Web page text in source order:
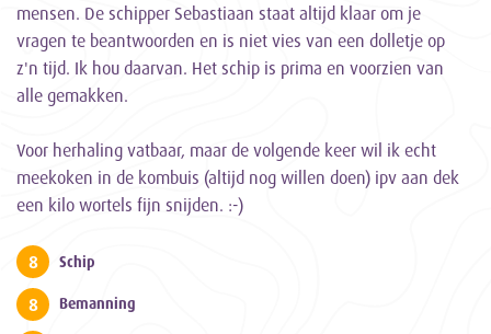
mensen. De schipper Sebastiaan staat altijd klaar om je
vragen te beantwoorden en is niet vies van een dolletje op
z'n tijd. Ik hou daarvan. Het schip is prima en voorzien van
alle gemakken.
Voor herhaling vatbaar, maar de volgende keer wil ik echt
meekoken in de kombuis (altijd nog willen doen) ipv aan dek
een kilo wortels fijn snijden. :-)
8 Schip
8 Bemanning